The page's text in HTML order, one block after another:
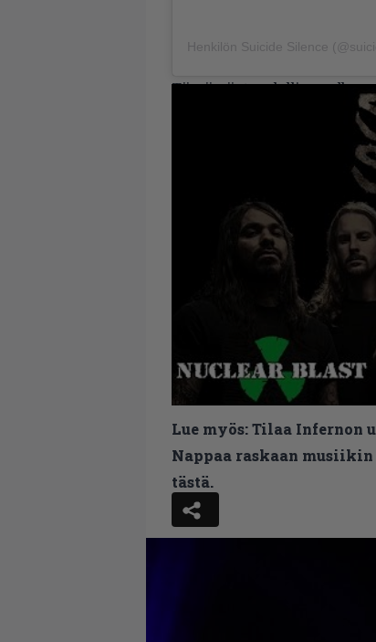
Henkilön Suicide Silence
Tässä näyte edellisen
Lue myös:Tilaa Infernon
Nappaa raskaan
tästä.